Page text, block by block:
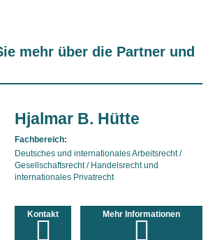
mehr über die Partner und
Hjalmar B. Hütte
Fachbereich:
Deutsches und internationales Arbeitsrecht /
Gesellschaftsrecht / Handelsrecht und
internationales Privatrecht
Kontakt Mehr Informationen